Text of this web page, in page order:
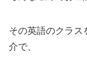
その英語のクラス
介で、